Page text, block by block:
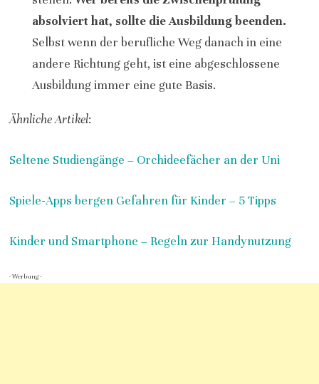
absolviert hat, sollte die Ausbildung beenden.
Selbst wenn der berufliche Weg danach in eine
andere Richtung geht, ist eine abgeschlossene
Ausbildung immer eine gute Basis.
Ähnliche Artikel:
Seltene Studiengänge – Orchideefächer an der Uni
Spiele-Apps bergen Gefahren für Kinder – 5 Tipps
Kinder und Smartphone – Regeln zur Handynutzung
- Werbung -